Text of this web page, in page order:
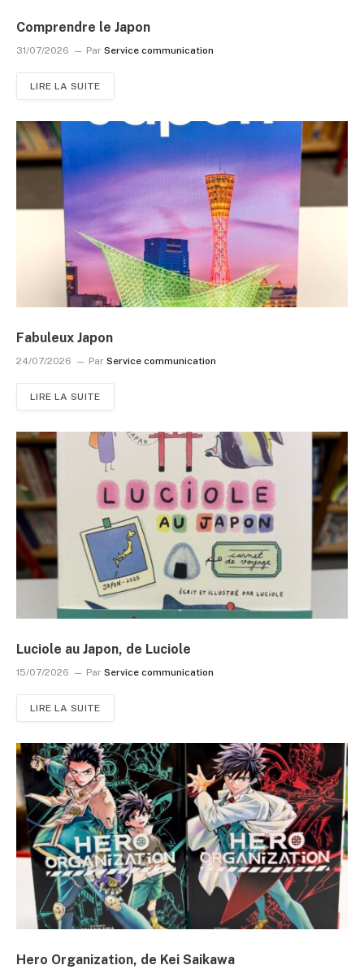
Comprendre le Japon
31/07/2026 Par Service communication
LIRE LA SUITE
Fabuleux Japon
24/07/2026 Par Service communication
LIRE LA SUITE
Luciole au Japon, de Luciole
15/07/2026 Par Service communication
LIRE LA SUITE
Hero Organization, de Kei Saikawa